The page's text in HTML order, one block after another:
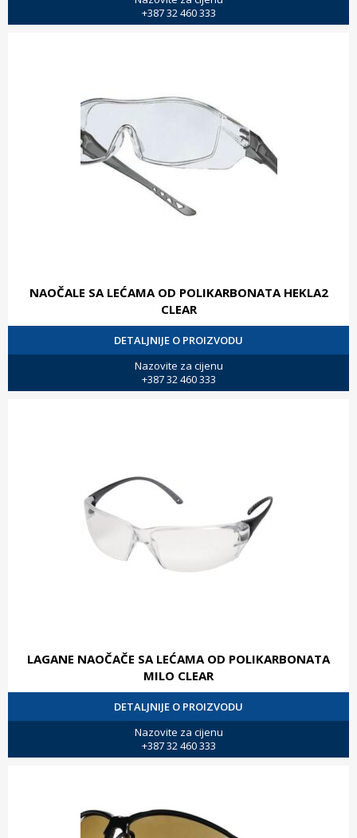
+387 32 460 333
NAOČALE SA LEĆAMA OD POLIKARBONATA HEKLA2
CLEAR
DETALJNIJE O PROIZVODU
Nazovite za cijenu
+387 32 460 333
LAGANE NAOČAČE SA LEĆAMA OD POLIKARBONATA
MILO CLEAR
DETALJNIJE O PROIZVODU
Nazovite za cijenu
+387 32 460 333